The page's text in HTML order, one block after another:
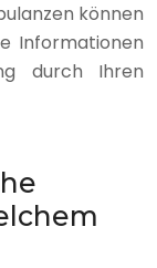
können
Informationen
durch Ihren